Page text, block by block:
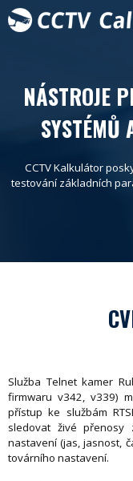
NÁSTROJE
SYSTÉMŮ
CCTV Kalkulátor
testování základních
Služba Telnet kamer
firmwaru v342, v339)
přístup ke službám
sledovat živé přenosy
nastavení (jas, jasnost,
továrního nastavení.